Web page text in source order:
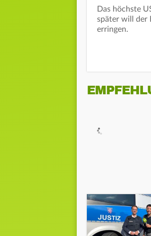
Das höchste
später will der
erringen.